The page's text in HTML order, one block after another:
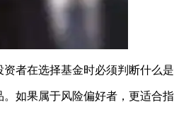
在选择基金时必须判断什么是
果属于风险偏好者，更适合指